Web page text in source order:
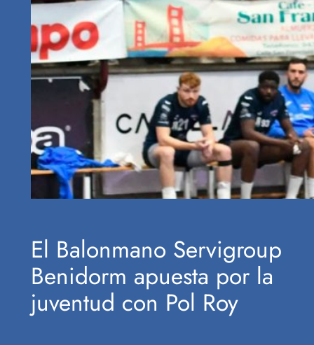
El Balonmano Servigroup
Benidorm apuesta por la
juventud con Pol Roy